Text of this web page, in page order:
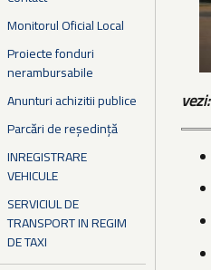
Monitorul Oficial Local
Proiecte fonduri
nerambursabile
Anunturi achizitii publice
Parcări de reședință
INREGISTRARE
VEHICULE
SERVICIUL DE
TRANSPORT IN REGIM
DE TAXI
vezi: